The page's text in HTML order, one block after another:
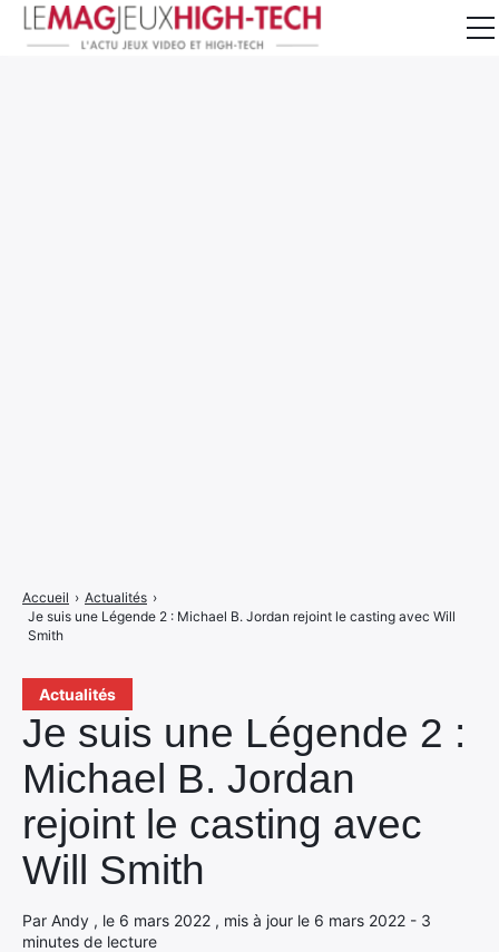
Actualités
Je suis une Légende 2 :
Michael B. Jordan
rejoint le casting avec
Will Smith
Par Andy , le 6 mars 2022 , mis à jour le 6 mars 2022 - 3
minutes de lecture
Accueil › Actualités ›
Je suis une Légende 2 : Michael B. Jordan rejoint le casting avec Will
Smith